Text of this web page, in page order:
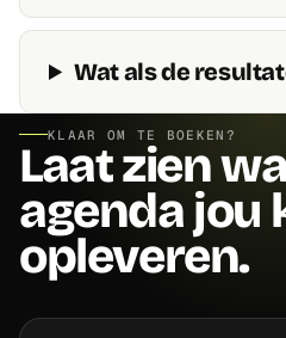
Wat als de
KLAAR OM TE BOEKEN?
Laat zien
agenda jou
opleveren.